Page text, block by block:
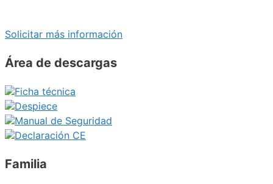
Solicitar más información
Área de descargas
Ficha técnica
Despiece
Manual de Seguridad
Declaración CE
Familia